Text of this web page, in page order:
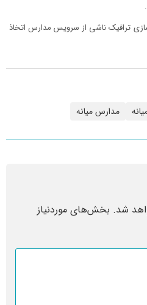
ترافیک ناشی از سرویس مدارس اتخاذ
مدارس میانه
شد. بخش‌های موردنیاز